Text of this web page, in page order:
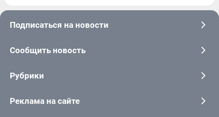
Подписаться на новости
Сообщить новость
Рубрики
Реклама на сайте